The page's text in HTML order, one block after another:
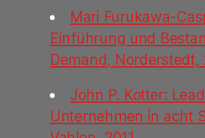
Mari Furukawa-
Einführung und
Demand, Norderstedt,
John P. Kotter:
Unternehmen in acht